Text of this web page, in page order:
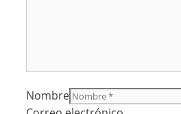
Nombre